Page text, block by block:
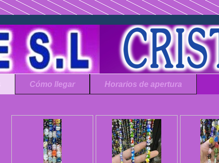
Cómo llegar Horarios de apertura